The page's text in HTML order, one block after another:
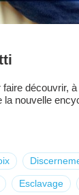
faire découvrir,
la nouvelle
Esclavage